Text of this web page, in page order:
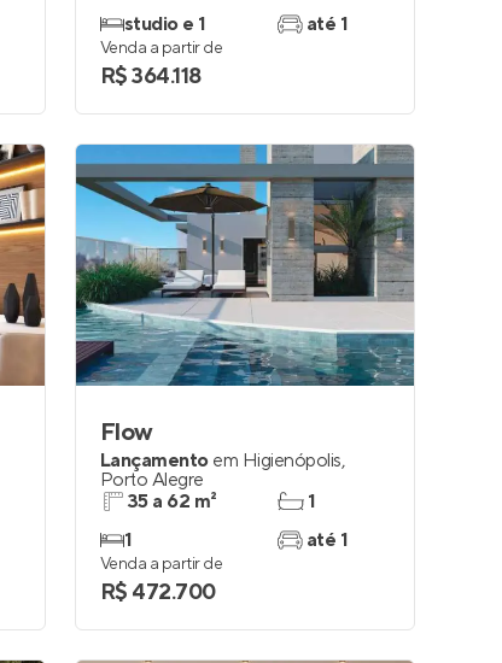
studio e 1
até 1
Venda a partir de
R$ 364.118
Flow
Lançamento em Higienópolis,
Porto Alegre
35 a 62 m²
1
1
até 1
Venda a partir de
R$ 472.700